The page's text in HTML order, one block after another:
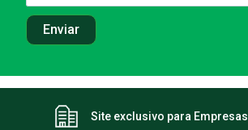
Site exclusivo para Empresas